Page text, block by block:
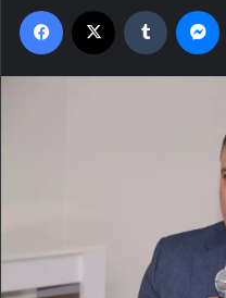
Facebook Tumblr